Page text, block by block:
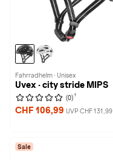
Fahrradhelm · Unisex
Uvex · city stride MIPS
(0) 1
CHF 106,99 UVP CHF 131,99
Sale